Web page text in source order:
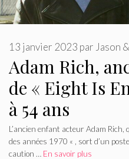
Adam Rich,
de « Eight Is
à 54 ans
13 janvier 2023 par Jason
L’ancien enfant acteur Adam Rich,
des années 1970 « , sort d’un
caution … En savoir plus